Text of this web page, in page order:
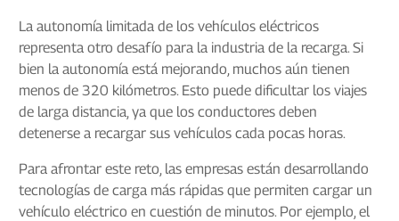
La autonomía limitada de los vehículos eléctricos
representa otro desafío para la industria de la recarga. Si
bien la autonomía está mejorando, muchos aún tienen
menos de 320 kilómetros. Esto puede dificultar los viajes
de larga distancia, ya que los conductores deben
detenerse a recargar sus vehículos cada pocas horas.
Para afrontar este reto, las empresas están desarrollando
tecnologías de carga más rápidas que permiten cargar un
vehículo eléctrico en cuestión de minutos. Por ejemplo, el